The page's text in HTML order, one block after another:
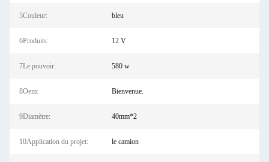
5Couleur: bleu
6Produits: 12 V
7Le pouvoir: 580 w
8Oem: Bienvenue.
9Diamètre: 40mm*2
10Application du projet: le camion